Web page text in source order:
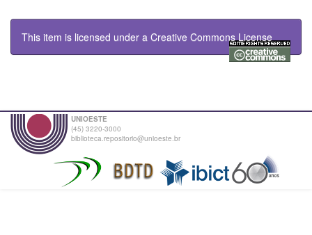
This item is licensed under a Creative Commons License
UNIOESTE
(45) 3220-3000
biblioteca.repositorio@unioeste.br